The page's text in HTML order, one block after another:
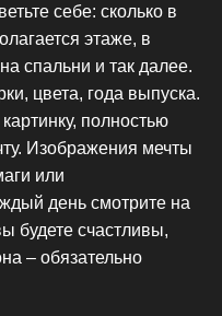
себе: сколько в
этаже, в
спальни и так далее.
цвета, года выпуска.
полностью
Изображения мечты
или
день смотрите на
будете счастливы,
– обязательно